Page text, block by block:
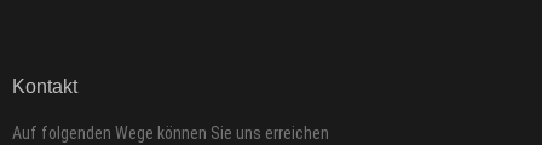
Kontakt
Auf folgenden Wege können Sie uns erreichen